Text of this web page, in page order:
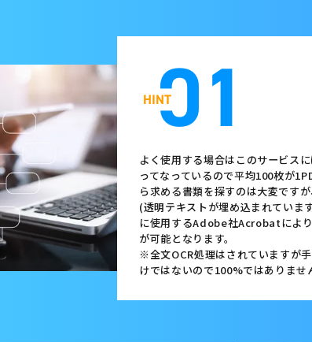
01
よく使用する場合はこのサービス
ってなっているので平均100枚が
ら求める書類を探すのは大変です
(透明テキストが埋め込まれていま
に使用するAdobe社Acrobatによ
が可能となります。
※全文OCR処理はされていますが
けではないので100%ではありませ